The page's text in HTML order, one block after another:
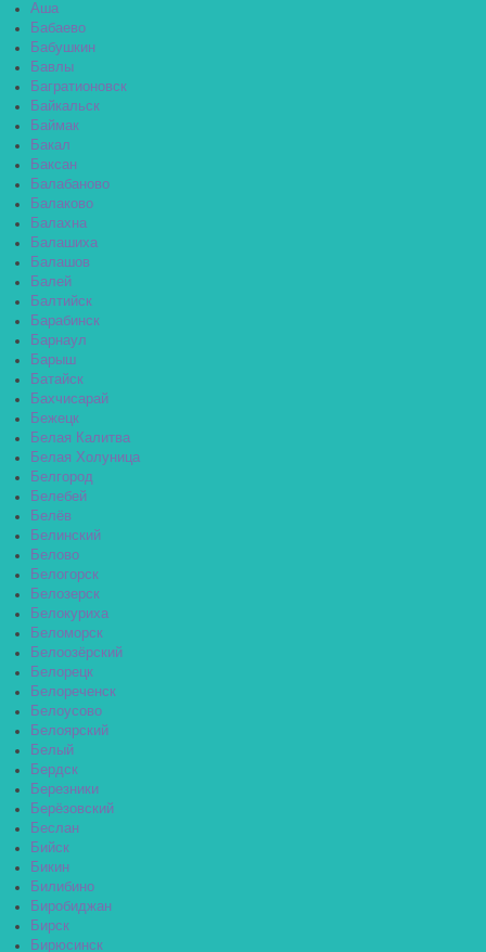
Аша
Бабаево
Бабушкин
Бавлы
Багратионовск
Байкальск
Баймак
Бакал
Баксан
Балабаново
Балаково
Балахна
Балашиха
Балашов
Балей
Балтийск
Барабинск
Барнаул
Барыш
Батайск
Бахчисарай
Бежецк
Белая Калитва
Белая Холуница
Белгород
Белебей
Белёв
Белинский
Белово
Белогорск
Белозерск
Белокуриха
Беломорск
Белоозёрский
Белорецк
Белореченск
Белоусово
Белоярский
Белый
Бердск
Березники
Берёзовский
Беслан
Бийск
Бикин
Билибино
Биробиджан
Бирск
Бирюсинск